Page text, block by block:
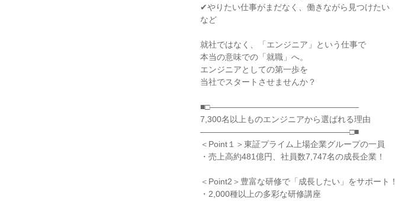
✔やりたい仕事がまだなく、働きながら見つけたい
など
就社ではなく、「エンジニア」という仕事で
本当の意味での「就職」へ。
エンジニアとしての第一歩を
当社でスタートさせませんか？
■□――――――――――――――――――
7,300名以上ものエンジニアから選ばれる理由
――――――――――――――――――□■
＜Point１＞東証プライム上場企業グループの一員
・売上高約481億円、社員数7,747名の成長企業！
＜Point2＞豊富な研修で「成長したい」をサポート！
・2,000種以上の多彩な研修講座